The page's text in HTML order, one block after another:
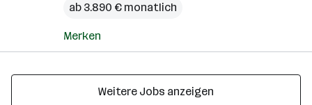
ab 3.890 € monatlich
Merken
Weitere Jobs anzeigen